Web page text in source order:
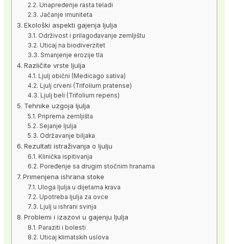
Unapređenje rasta teladi
Jačanje imuniteta
Ekološki aspekti gajenja ljulja
Održivost i prilagođavanje zemljištu
Uticaj na biodiverzitet
Smanjenje erozije tla
Različite vrste ljulja
Ljulj obični (Medicago sativa)
Ljulj crveni (Trifolium pratense)
Ljulj beli (Trifolium repens)
Tehnike uzgoja ljulja
Priprema zemljišta
Sejanje ljulja
Održavanje biljaka
Rezultati istraživanja o ljulju
Klinička ispitivanja
Poređenje sa drugim stočnim hranama
Primenjena ishrana stoke
Uloga ljulja u dijetama krava
Upotreba ljulja za ovce
Ljulj u ishrani svinja
Problemi i izazovi u gajenju ljulja
Paraziti i bolesti
Uticaj klimatskih uslova